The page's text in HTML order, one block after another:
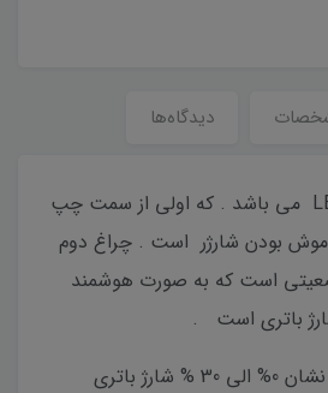
دیدگاه‌ها
مجهز به دو چراغ LED می باشد . که اولی از سمت چپ
بودن شارژر است . چراغ دوم
است که به صورت هوشمند
باتری است .